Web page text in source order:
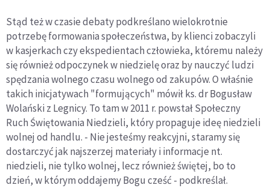
Stąd też w czasie debaty podkreślano wielokrotnie
potrzebę formowania społeczeństwa, by klienci zobaczyli
w kasjerkach czy ekspedientach człowieka, któremu należy
się również odpoczynek w niedzielę oraz by nauczyć ludzi
spędzania wolnego czasu wolnego od zakupów. O właśnie
takich inicjatywach "formujących" mówił ks. dr Bogusław
Wolański z Legnicy. To tam w 2011 r. powstał Społeczny
Ruch Świętowania Niedzieli, który propaguje ideę niedzieli
wolnej od handlu. - Nie jesteśmy reakcyjni, staramy się
dostarczyć jak najszerzej materiały i informacje nt.
niedzieli, nie tylko wolnej, lecz również świętej, bo to
dzień, w którym oddajemy Bogu cześć - podkreślał.